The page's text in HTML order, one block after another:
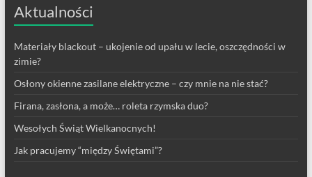
Aktualności
Materiały blackout – ukojenie od upału w lecie, oszczędności w
zimie?
Osłony okienne zasilane elektryczne – czy mnie na nie stać?
Firana, zasłona, a może… roleta rzymska duo?
Wesołych Świąt Wielkanocnych!
Jak pracujemy “między Świętami”?